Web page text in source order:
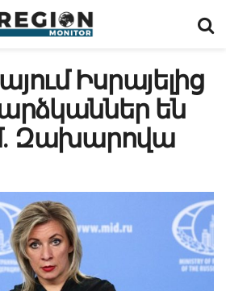
Իսրայելից
են
Զախարովա